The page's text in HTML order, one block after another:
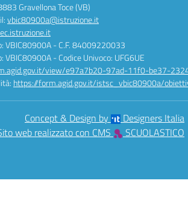
Gravellona Toce (VB)
vbic80900a@istruzione.it
VBIC80900A- C.F. 84009220033
VBIC80900A- Codice Univoco: UFG6UE
view/e97a7b20-97ad-11f0-be37-
https://form.agid.gov.it/istsc_vbic80900a/
Concept & Design by
Designers Italia
web realizzato con CMS
SCUOLASTICO